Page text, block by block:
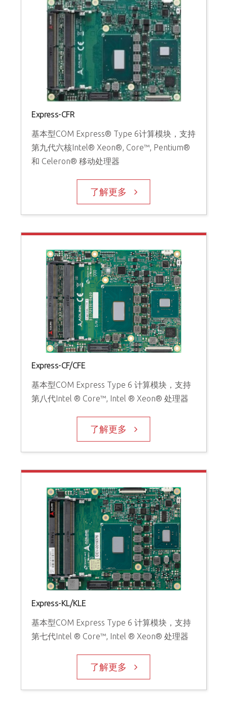
Express-CFR
基本型COM Express® Type 6计算模块，支持
第九代六核Intel® Xeon®, Core™, Pentium®
和 Celeron® 移动处理器
了解更多
Express-CF/CFE
基本型COM Express Type 6 计算模块，支持
第八代Intel ® Core™, Intel ® Xeon® 处理器
了解更多
Express-KL/KLE
基本型COM Express Type 6 计算模块，支持
第七代Intel ® Core™, Intel ® Xeon® 处理器
了解更多